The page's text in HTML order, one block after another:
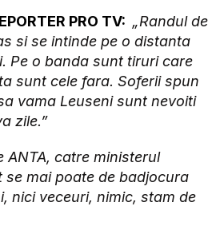
PRO TV: „Randul de
si se intinde pe o distanta
Pe o banda sunt tiruri care
sunt cele fara. Soferii spun
vama Leuseni sunt nevoiti
zile.”
ANTA, catre ministerul
mai poate de badjocura
nici veceuri, nimic, stam de